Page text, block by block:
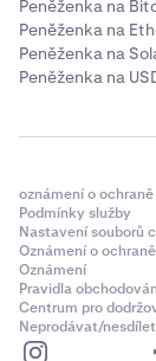
Peněženka na
Peněženka na
Peněženka na
Peněženka na
oznámení o
Podmínky služby
Nastavení souborů
Oznámení o
Oznámení
Pravidla
Centrum pro
Neprodávat/nesdílet